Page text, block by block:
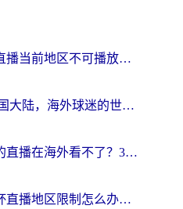
在国外看世界杯直播当前地区不可播放？海外党必看的回国加速全攻略
当CCTV5仅限中国大陆，海外球迷的世界杯狂欢如何继续？
为什么咪咕体育的直播在海外看不了？3步解决海外看世界杯+抖音地区限制难题
海外电脑看世界杯直播地区限制怎么办？你需要一个聪明的加速器